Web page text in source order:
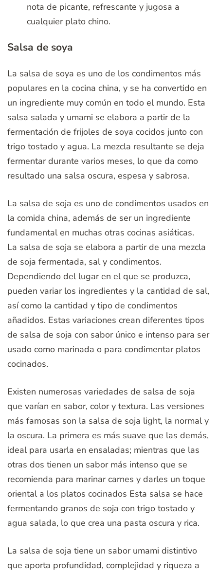
nota de picante, refrescante y jugosa a
cualquier plato chino.
Salsa de soya
La salsa de soya es uno de los condimentos más
populares en la cocina china, y se ha convertido en
un ingrediente muy común en todo el mundo. Esta
salsa salada y umami se elabora a partir de la
fermentación de frijoles de soya cocidos junto con
trigo tostado y agua. La mezcla resultante se deja
fermentar durante varios meses, lo que da como
resultado una salsa oscura, espesa y sabrosa.
La salsa de soja es uno de condimentos usados en
la comida china, además de ser un ingrediente
fundamental en muchas otras cocinas asiáticas.
La salsa de soja se elabora a partir de una mezcla
de soja fermentada, sal y condimentos.
Dependiendo del lugar en el que se produzca,
pueden variar los ingredientes y la cantidad de sal,
así como la cantidad y tipo de condimentos
añadidos. Estas variaciones crean diferentes tipos
de salsa de soja con sabor único e intenso para ser
usado como marinada o para condimentar platos
cocinados.
Existen numerosas variedades de salsa de soja
que varían en sabor, color y textura. Las versiones
más famosas son la salsa de soja light, la normal y
la oscura. La primera es más suave que las demás,
ideal para usarla en ensaladas; mientras que las
otras dos tienen un sabor más intenso que se
recomienda para marinar carnes y darles un toque
oriental a los platos cocinados Esta salsa se hace
fermentando granos de soja con trigo tostado y
agua salada, lo que crea una pasta oscura y rica.
La salsa de soja tiene un sabor umami distintivo
que aporta profundidad, complejidad y riqueza a